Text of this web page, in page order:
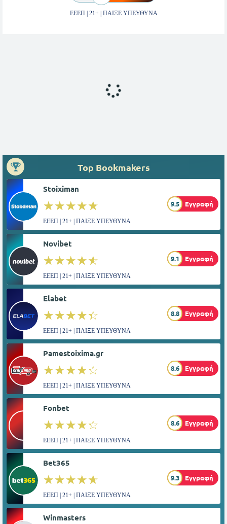
ΕΕΕΠ | 21+ | ΠΑΙΞΕ ΥΠΕΥΘΥΝΑ
Top Bookmakers
Stoiximan
☆☆☆☆☆
★★★★★ 9.5 Εγγραφή
ΕΕΕΠ | 21+ | ΠΑΙΞΕ ΥΠΕΥΘΥΝΑ
Novibet
☆☆☆☆☆
★★★★★ 9.1 Εγγραφή
ΕΕΕΠ | 21+ | ΠΑΙΞΕ ΥΠΕΥΘΥΝΑ
Elabet
☆☆☆☆☆
★★★★★ 8.8 Εγγραφή
ΕΕΕΠ | 21+ | ΠΑΙΞΕ ΥΠΕΥΘΥΝΑ
Pamestoixima.gr
☆☆☆☆☆
★★★★★ 8.6 Εγγραφή
ΕΕΕΠ | 21+ | ΠΑΙΞΕ ΥΠΕΥΘΥΝΑ
Fonbet
☆☆☆☆☆
★★★★★ 8.6 Εγγραφή
ΕΕΕΠ | 21+ | ΠΑΙΞΕ ΥΠΕΥΘΥΝΑ
Bet365
☆☆☆☆☆
★★★★★ 9.3 Εγγραφή
ΕΕΕΠ | 21+ | ΠΑΙΞΕ ΥΠΕΥΘΥΝΑ
Winmasters